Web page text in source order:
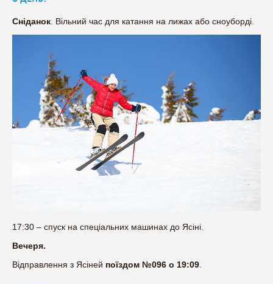
Сніданок . Вільний час для катання на лижах або сноуборді.
17:30 – спуск на спеціальних машинах до Ясіні.
Вечеря.
Відправлення з Ясіней поїздом №096 о 19:09.